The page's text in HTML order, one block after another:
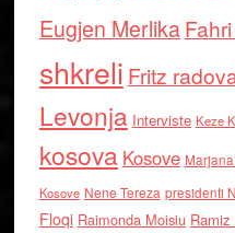
Eugjen Merlika
shkreli Fritz
Levonja Interviste Keze
kosova Kosove
Kosove Nene Tereza presidenti
Floqi Raimonda Moisiu